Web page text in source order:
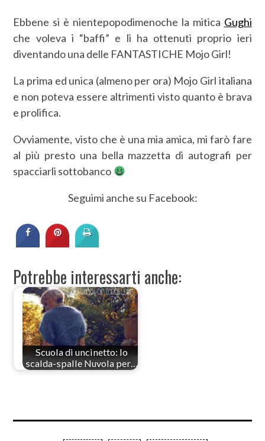
Ebbene si è nientepopodimenoche la mitica Gughi
che voleva i “baffi” e li ha ottenuti proprio ieri
diventando una delle FANTASTICHE Mojo Girl!
La prima ed unica (almeno per ora) Mojo Girl italiana
e non poteva essere altrimenti visto quanto è brava
e prolifica.
Ovviamente, visto che è una mia amica, mi farò fare
al più presto una bella mazzetta di autografi per
spacciarli sottobanco
Seguimi anche su Facebook:
Potrebbe interessarti anche:
Scuola di uncinetto: lo
scalda-spalle Nuvola per…